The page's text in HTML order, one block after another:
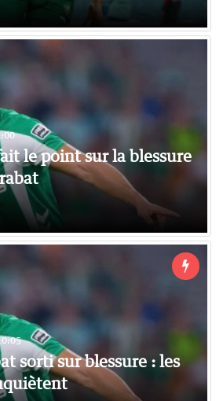
le point sur la blessure
sorti sur blessure : les